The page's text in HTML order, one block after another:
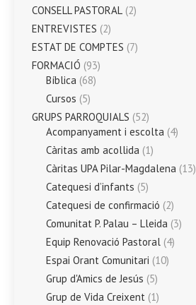
CONSELL PASTORAL (2)
ENTREVISTES (2)
ESTAT DE COMPTES (7)
FORMACIÓ (93)
Bíblica (68)
Cursos (5)
GRUPS PARROQUIALS (52)
Acompanyament i escolta (4)
Càritas amb acollida (1)
Càritas UPA Pilar-Magdalena (13)
Catequesi d’infants (5)
Catequesi de confirmació (2)
Comunitat P. Palau – Lleida (3)
Equip Renovació Pastoral (4)
Espai Orant Comunitari (10)
Grup d'Amics de Jesús (5)
Grup de Vida Creixent (1)